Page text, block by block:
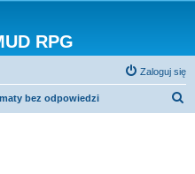
RPG
Zaloguj się
bez odpowiedzi